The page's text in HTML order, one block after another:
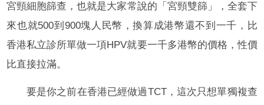
宮頸細胞篩查，也就是大家常說的「宮頸雙篩」，全套下
來也就500到900塊人民幣，換算成港幣還不到一千，比
香港私立診所單做一項HPV就要一千多港幣的價格，性價
比直接拉滿。
要是你之前在香港已經做過TCT，這次只想單獨複查